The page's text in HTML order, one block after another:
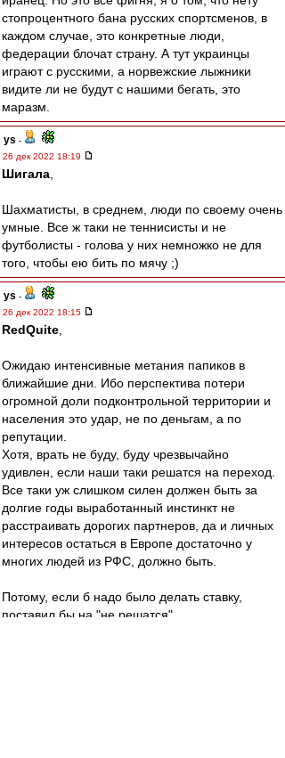
стопроцентного бана русских спортсменов, в
каждом случае, это конкретные люди,
федерации блочат страну. А тут украинцы
играют с русскими, а норвежские лыжники
видите ли не будут с нашими бегать, это
маразм.
ys -
26 дек 2022 18:19
Шигала
Шахматисты, в среднем, люди по своему очень
умные. Все ж таки не теннисисты и не
футболисты - голова у них немножко не для
того, чтобы ею бить по мячу ;)
ys -
26 дек 2022 18:15
RedQuite
Ожидаю интенсивные метания папиков в
ближайшие дни. Ибо перспектива потери
огромной доли подконтрольной территории и
населения это удар, не по деньгам, а по
репутации.
Хотя, врать не буду, буду чрезвычайно
удивлен, если наши таки решатся на переход.
Все таки уж слишком силен должен быть за
долгие годы выработанный инстинкт не
расстраивать дорогих партнеров, да и личных
интересов остаться в Европе достаточно у
многих людей из РФС, должно быть.
Потому, если б надо было делать ставку,
поставил бы на "не решатся".